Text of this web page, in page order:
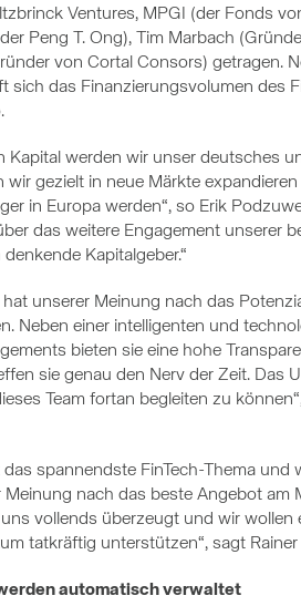
Ventures, MPGI (der Fonds
Peng T. Ong), Tim Marbach
von Cortal Consors) getragen.
sich das Finanzierungsvolumen des
Kapital werden wir unser deutsches
wir gezielt in neue Märkte
in Europa werden“, so Erik
das weitere Engagement unserer
Kapitalgeber.“
hat unserer Meinung nach das
Neben einer intelligenten und
bieten sie eine hohe
sie genau den Nerv der Zeit. Das
Team fortan begleiten zu
spannendste FinTech-Thema
nach das beste Angebot am
vollends überzeugt und wir
tatkräftig unterstützen“, sagt
automatisch verwaltet